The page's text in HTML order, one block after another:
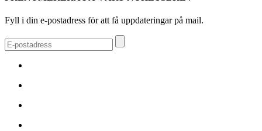
Fyll i din e-postadress för att få uppdateringar på mail.